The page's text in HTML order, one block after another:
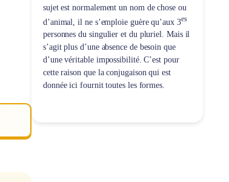
sujet est normalement un nom de chose ou
d’animal, il ne s’emploie guère qu’aux 3es
personnes du singulier et du pluriel. Mais il
s’agit plus d’une absence de besoin que
d’une véritable impossibilité. C’est pour
cette raison que la conjugaison qui est
donnée ici fournit toutes les formes.